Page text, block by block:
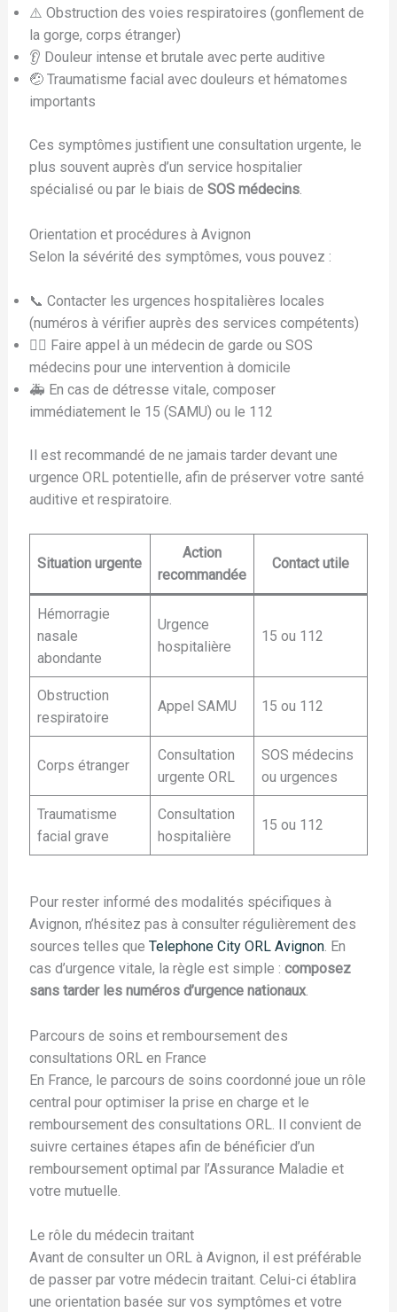
⚠️ Obstruction des voies respiratoires (gonflement de
la gorge, corps étranger)
👂 Douleur intense et brutale avec perte auditive
🤕 Traumatisme facial avec douleurs et hématomes
importants
Ces symptômes justifient une consultation urgente, le
plus souvent auprès d’un service hospitalier
spécialisé ou par le biais de SOS médecins.
Orientation et procédures à Avignon
Selon la sévérité des symptômes, vous pouvez :
📞 Contacter les urgences hospitalières locales
(numéros à vérifier auprès des services compétents)
👨‍⚕️ Faire appel à un médecin de garde ou SOS
médecins pour une intervention à domicile
🚑 En cas de détresse vitale, composer
immédiatement le 15 (SAMU) ou le 112
Il est recommandé de ne jamais tarder devant une
urgence ORL potentielle, afin de préserver votre santé
auditive et respiratoire.
Situation urgente
Action
recommandée
Contact utile
Hémorragie
nasale
abondante
Urgence
hospitalière
15 ou 112
Obstruction
respiratoire
Appel SAMU 15 ou 112
Corps étranger
Consultation
urgente ORL
SOS médecins
ou urgences
Traumatisme
facial grave
Consultation
hospitalière
15 ou 112
Pour rester informé des modalités spécifiques à
Avignon, n’hésitez pas à consulter régulièrement des
sources telles que Telephone City ORL Avignon. En
cas d’urgence vitale, la règle est simple : composez
sans tarder les numéros d’urgence nationaux.
Parcours de soins et remboursement des
consultations ORL en France
En France, le parcours de soins coordonné joue un rôle
central pour optimiser la prise en charge et le
remboursement des consultations ORL. Il convient de
suivre certaines étapes afin de bénéficier d’un
remboursement optimal par l’Assurance Maladie et
votre mutuelle.
Le rôle du médecin traitant
Avant de consulter un ORL à Avignon, il est préférable
de passer par votre médecin traitant. Celui-ci établira
une orientation basée sur vos symptômes et votre